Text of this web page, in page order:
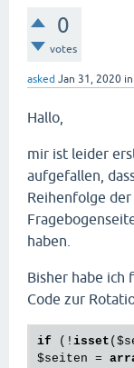
0
votes
asked Jan 31, 2020 in
Hallo,
mir ist leider
aufgefallen,
Reihenfolge
haben.
Bisher habe ich
Code zur
if (! isset (
$seiten =